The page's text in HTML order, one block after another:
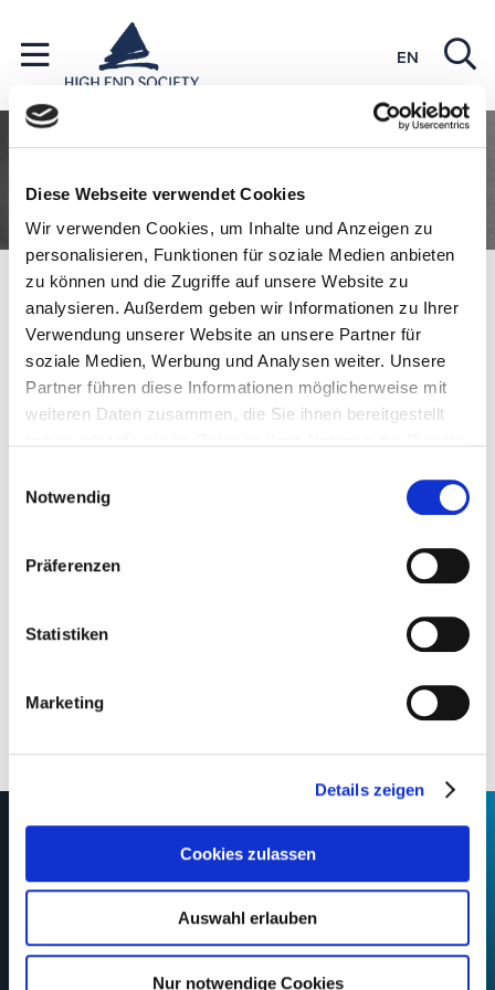
Diese Webseite verwendet Cookies
Wir verwenden Cookies, um Inhalte und Anzeigen zu
personalisieren, Funktionen für soziale Medien anbieten
zu können und die Zugriffe auf unsere Website zu
analysieren. Außerdem geben wir Informationen zu Ihrer
Verwendung unserer Website an unsere Partner für
soziale Medien, Werbung und Analysen weiter. Unsere
Partner führen diese Informationen möglicherweise mit
weiteren Daten zusammen, die Sie ihnen bereitgestellt
Notwendig
Präferenzen
Statistiken
Marketing
Details zeigen
Cookies zulassen
Auswahl erlauben
Nur notwendige Cookies
EN
Vorträge in 2019
HIGH END KOLLEG
VORTRÄGE IN 2019
Unternehmen Presse HIFI-Kalender Kontakt Newsletter Impressum